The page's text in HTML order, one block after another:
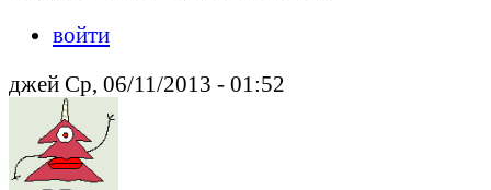
войти
джей Ср, 06/11/2013 - 01:52